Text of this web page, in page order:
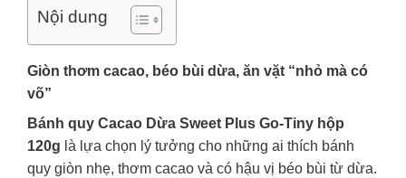
Nội dung
Giòn thơm cacao, béo bùi dừa, ăn vặt “nhỏ mà có
võ”
Bánh quy Cacao Dừa Sweet Plus Go-Tiny hộp
120g là lựa chọn lý tưởng cho những ai thích bánh
quy giòn nhẹ, thơm cacao và có hậu vị béo bùi từ dừa.